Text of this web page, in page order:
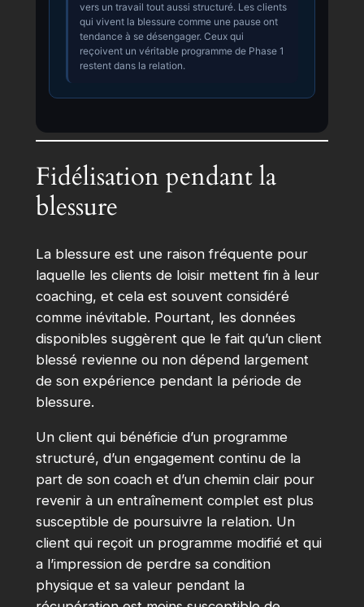
vers un travail tout aussi structuré. Les clients
qui vivent la blessure comme une pause ont
tendance à se désengager. Ceux qui
reçoivent un véritable programme de Phase 1
restent dans la relation.
Fidélisation pendant la
blessure
La blessure est une raison fréquente pour
laquelle les clients de loisir mettent fin à leur
coaching, et cela est souvent considéré
comme inévitable. Pourtant, les données
disponibles suggèrent que le fait qu’un client
blessé revienne ou non dépend largement
de son expérience pendant la période de
blessure.
Un client qui bénéficie d’un programme
structuré, d’un engagement continu de la
part de son coach et d’un chemin clair pour
revenir à un entraînement complet est plus
susceptible de poursuivre la relation. Un
client qui reçoit un programme modifié et qui
a l’impression de perdre sa condition
physique et sa valeur pendant la